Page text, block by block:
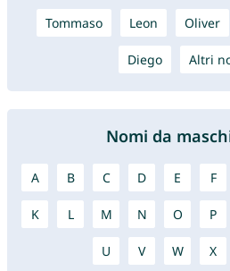
Tommaso Leon Oliver
Diego Altri
Nomi da
A B C D E F
K L M N O P
U V W X